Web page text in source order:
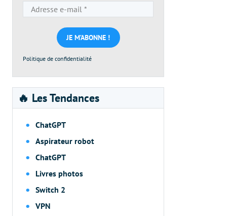
e-
mail
*
Politique de confidentialité
🔥 Les Tendances
ChatGPT
Aspirateur robot
ChatGPT
Livres photos
Switch 2
VPN